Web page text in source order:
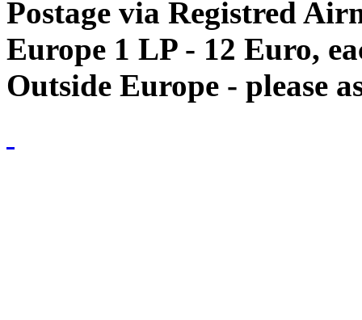
Postage via Registred
Europe 1 LP - 12 Euro,
Outside Europe - please